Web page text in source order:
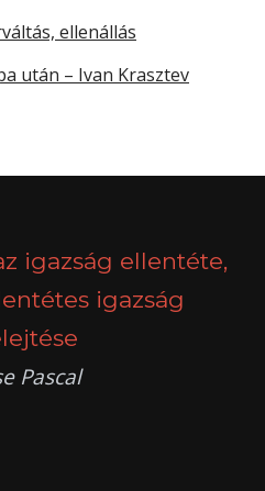
ellenállás
után – Ivan Krasztev
igazság ellentéte,
igazság
Pascal